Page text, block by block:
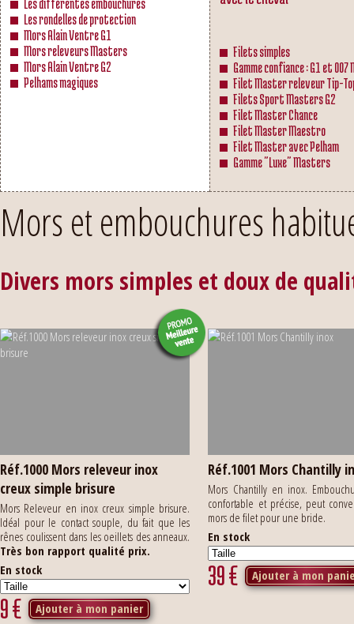
Les rondelles de protection
Mors Alain Ventre G1
Mors releveurs Masters
Mors Alain Ventre G2
Pelhams magiques
Filets simples
Gamme confiance : G1 et
Filet Master releveur Tip-
Filets Sport Masters G2
Filet Master Chance
Filet Master Maestro
Filet Master avec Pelham
Gamme "Luxe" Masters
Mors et embouchures
Divers mors simples et doux de
Réf.1000 Mors releveur inox
creux simple brisure
Mors Releveur en inox creux simple brisure.
Idéal pour le contact souple, du fait que les
rênes coulissent dans les oeillets des anneaux.
Très bon rapport qualité prix.
En stock
9€ Ajouter à mon panier
Réf.1001 Mors Chantilly
Mors Chantilly en inox.
confortable et précise, peut
mors de filet pour une bride.
En stock
39€ Ajouter à mon